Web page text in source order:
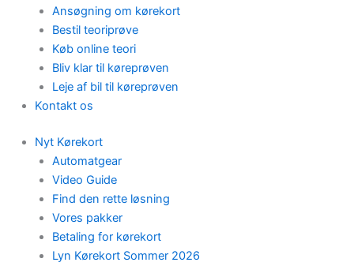
Ansøgning om kørekort
Bestil teoriprøve
Køb online teori
Bliv klar til køreprøven
Leje af bil til køreprøven
Kontakt os
Nyt Kørekort
Automatgear
Video Guide
Find den rette løsning
Vores pakker
Betaling for kørekort
Lyn Kørekort Sommer 2026